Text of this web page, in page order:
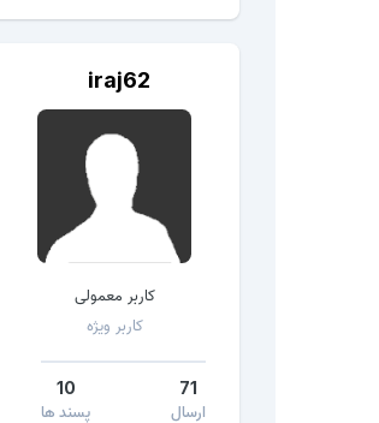
iraj62
کاربر معمولی
کاربر ویژه
71
ارسال
10
پسند ها